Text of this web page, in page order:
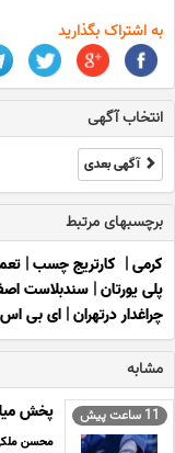
به اشتراک بگذارید
انتخاب آگهی
آگهی بعدی
برچسبهای مرتبط
کرمی| ‌ کارتریج چسب|
پلی یورتان| سندبلاست
چراغدار درتهران| ای بی اس ABS
مشابه
11 ساعت پیش پخش
محسن